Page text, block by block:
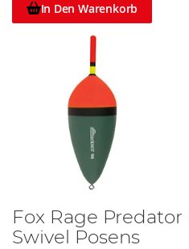
In Den Warenkorb
Fox Rage
Swivel Posens